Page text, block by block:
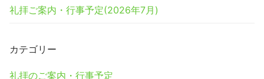
礼拝ご案内・行事予定(2026年7月)
カテゴリー
礼拝のご案内・行事予定